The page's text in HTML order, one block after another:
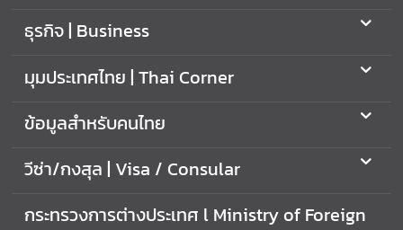
ธุรกิจ | Business
มุมประเทศไทย | Thai Corner
ข้อมูลสำหรับคนไทย
วีซ่า/กงสุล | Visa / Consular
กระทรวงการต่างประเทศ l Ministry of Foreign